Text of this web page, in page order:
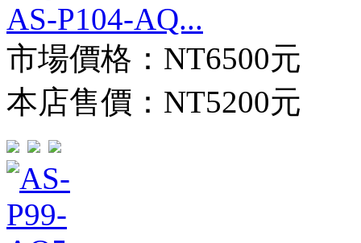
AS-P104-AQ...
市場價格： NT6500元
本店售價： NT5200元